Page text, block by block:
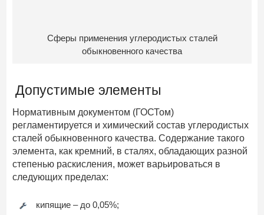
Сферы применения углеродистых сталей
обыкновенного качества
Допустимые элементы
Нормативным документом (ГОСТом)
регламентируется и химический состав углеродистых
сталей обыкновенного качества. Содержание такого
элемента, как кремний, в сталях, обладающих разной
степенью раскисления, может варьироваться в
следующих пределах:
кипящие – до 0,05%;